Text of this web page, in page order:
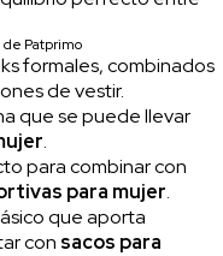
de Patprimo
formales, combinados
de vestir.
que se puede llevar
.
para combinar con
para mujer.
que aporta
con sacos para